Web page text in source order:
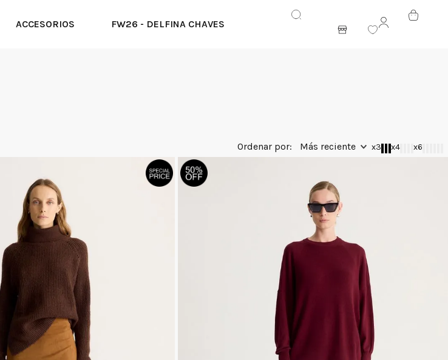
ACCESORIOS FW26 - DELFINA CHAVES ENTRAR
Más reciente x3 x4 x6